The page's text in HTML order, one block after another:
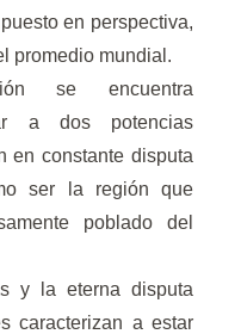
en perspectiva,
promedio mundial.
se encuentra
a dos potencias
en constante disputa
ser la región que
poblado del
y la eterna disputa
caracterizan a estar